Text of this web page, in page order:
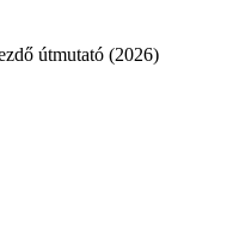
útmutató (2026)